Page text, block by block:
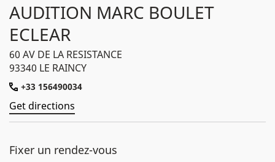
AUDITION MARC BOULET
ECLEAR
60 AV DE LA RESISTANCE
93340 LE RAINCY
+33 156490034
Get directions
Fixer un rendez-vous